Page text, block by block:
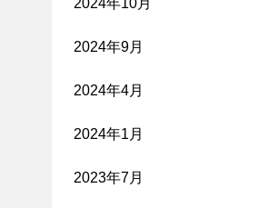
2024年10月
2024年9月
2024年4月
2024年1月
2023年7月